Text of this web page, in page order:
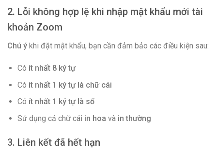
2. Lỗi không hợp lệ khi nhập mật khẩu mới tài
khoản Zoom
Chú ý khi đặt mật khẩu, bạn cần đảm bảo các điều kiện sau:
Có ít nhất 8 ký tự
Có ít nhất 1 ký tự là chữ cái
Có ít nhất 1 ký tự là số
Sử dụng cả chữ cái in hoa và in thường
3. Liên kết đã hết hạn